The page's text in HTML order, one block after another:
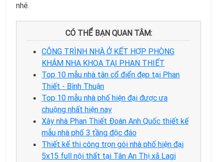
nhé.
CÓ THỂ BẠN QUAN TÂM:
CÔNG TRÌNH NHÀ Ở KẾT HỢP PHÒNG
KHÁM NHA KHOA TẠI PHAN THIẾT
Top 10 mẫu nhà tân cổ điển đẹp tại Phan
Thiết - Bình Thuận
Top 10 mẫu nhà phố hiện đại được ưa
chuộng nhất hiện nay
Xây nhà Phan Thiết Đoàn Anh Quốc thiết kế
mẫu nhà phố 3 tầng độc đáo
Thiết kế thi công trọn gói nhà phố hiện đại
5x15 full nội thất tại Tân An Thị xã Lagi